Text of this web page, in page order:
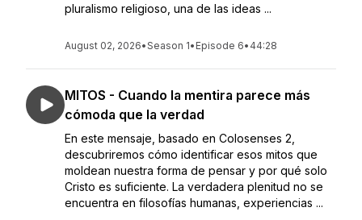
pluralismo religioso, una de las ideas ...
August 02, 2026•Season 1• Episode 6• 44:28
MITOS - Cuando la mentira parece más
cómoda que la verdad
En este mensaje, basado en Colosenses 2,
descubriremos cómo identificar esos mitos que
moldean nuestra forma de pensar y por qué solo
Cristo es suficiente. La verdadera plenitud no se
encuentra en filosofías humanas, experiencias ...